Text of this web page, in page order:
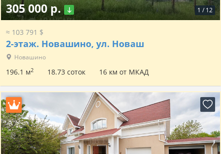
1 / 12
305 000 р.
≈ 103 791 $
2-этаж. Новашино, ул. Новаш
Новашино
196.1 м2 18.73 соток 16 км от МКАД